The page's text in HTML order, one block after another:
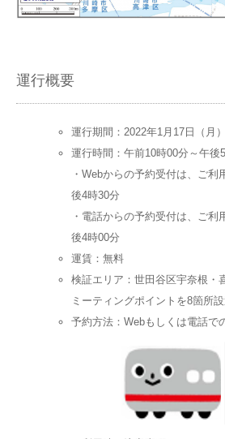
運行概要
運行期間：2022年1月17日（月
運行時間：午前10時00分～午後
・Webからの予約受付は、ご利
後4時30分
・電話からの予約受付は、ご利
後4時00分
運賃：無料
検証エリア：世田谷区宇奈根・
ミーティングポイントを8箇所
予約方法：Webもしくは電話で